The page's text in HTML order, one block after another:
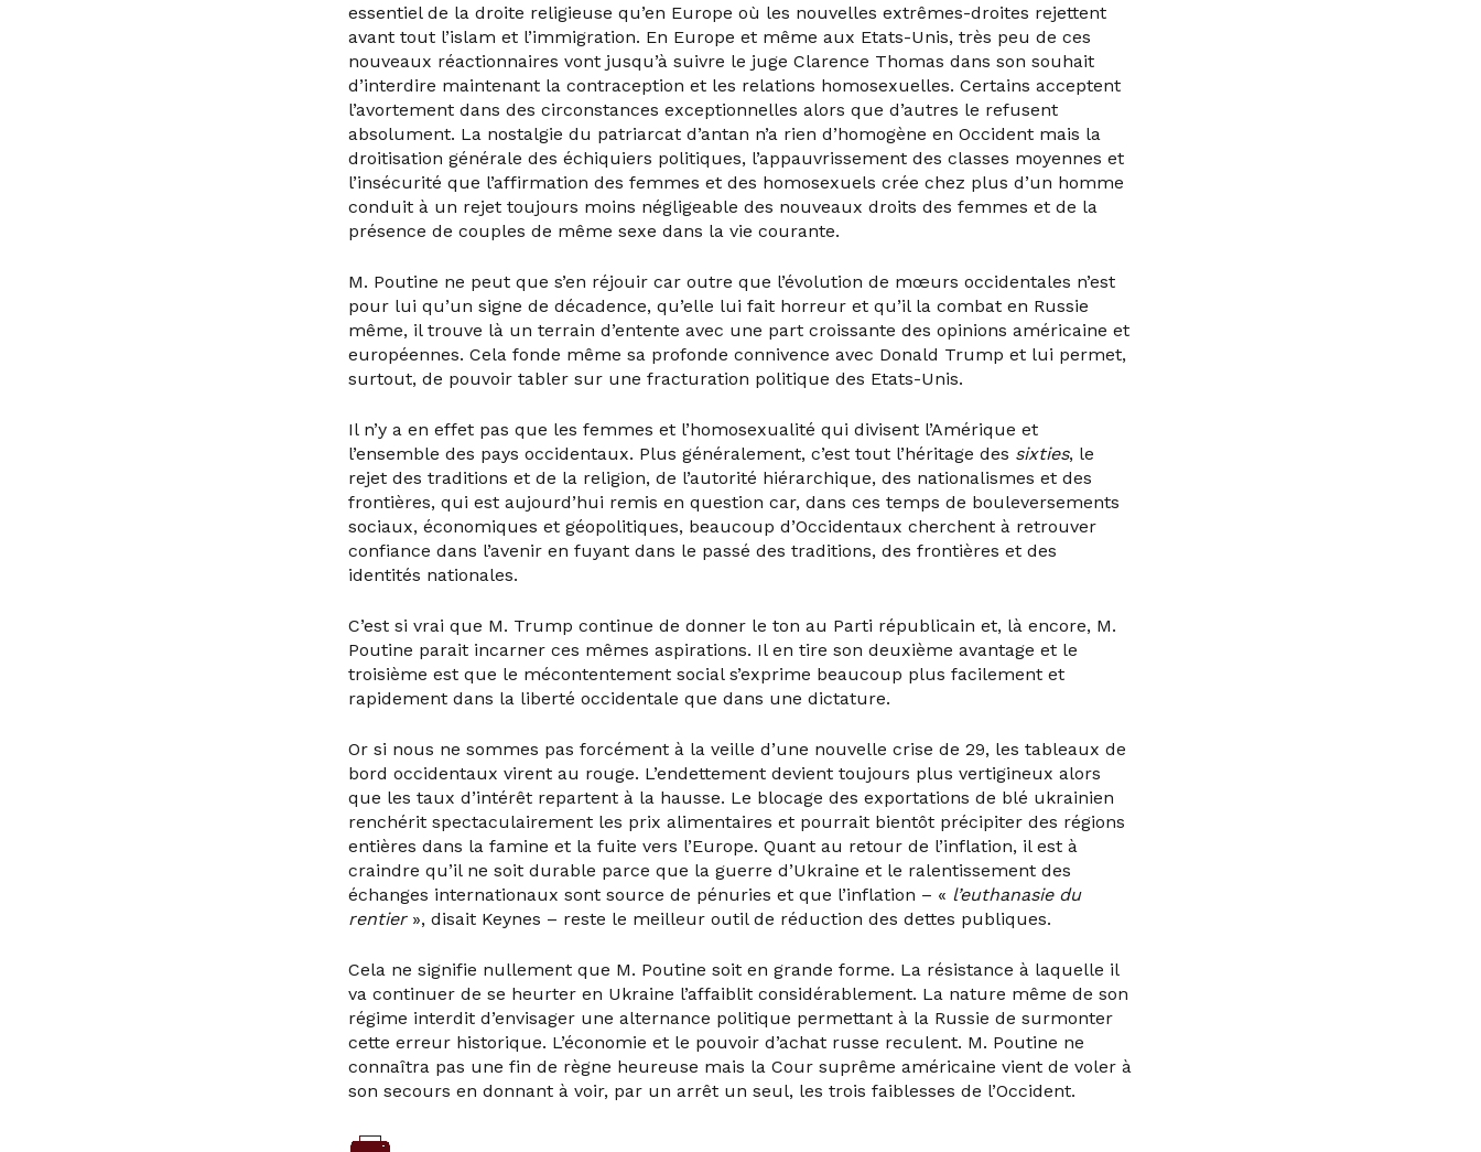
essentiel de la droite religieuse qu’en Europe où les nouvelles extrêmes-droites rejettent
avant tout l’islam et l’immigration. En Europe et même aux Etats-Unis, très peu de ces
nouveaux réactionnaires vont jusqu’à suivre le juge Clarence Thomas dans son souhait
d’interdire maintenant la contraception et les relations homosexuelles. Certains acceptent
l’avortement dans des circonstances exceptionnelles alors que d’autres le refusent
absolument. La nostalgie du patriarcat d’antan n’a rien d’homogène en Occident mais la
droitisation générale des échiquiers politiques, l’appauvrissement des classes moyennes et
l’insécurité que l’affirmation des femmes et des homosexuels crée chez plus d’un homme
conduit à un rejet toujours moins négligeable des nouveaux droits des femmes et de la
présence de couples de même sexe dans la vie courante.
M. Poutine ne peut que s’en réjouir car outre que l’évolution de mœurs occidentales n’est
pour lui qu’un signe de décadence, qu’elle lui fait horreur et qu’il la combat en Russie
même, il trouve là un terrain d’entente avec une part croissante des opinions américaine et
européennes. Cela fonde même sa profonde connivence avec Donald Trump et lui permet,
surtout, de pouvoir tabler sur une fracturation politique des Etats-Unis.
Il n’y a en effet pas que les femmes et l’homosexualité qui divisent l’Amérique et
l’ensemble des pays occidentaux. Plus généralement, c’est tout l’héritage des sixties, le
rejet des traditions et de la religion, de l’autorité hiérarchique, des nationalismes et des
frontières, qui est aujourd’hui remis en question car, dans ces temps de bouleversements
sociaux, économiques et géopolitiques, beaucoup d’Occidentaux cherchent à retrouver
confiance dans l’avenir en fuyant dans le passé des traditions, des frontières et des
identités nationales.
C’est si vrai que M. Trump continue de donner le ton au Parti républicain et, là encore, M.
Poutine parait incarner ces mêmes aspirations. Il en tire son deuxième avantage et le
troisième est que le mécontentement social s’exprime beaucoup plus facilement et
rapidement dans la liberté occidentale que dans une dictature.
Or si nous ne sommes pas forcément à la veille d’une nouvelle crise de 29, les tableaux de
bord occidentaux virent au rouge. L’endettement devient toujours plus vertigineux alors
que les taux d’intérêt repartent à la hausse. Le blocage des exportations de blé ukrainien
renchérit spectaculairement les prix alimentaires et pourrait bientôt précipiter des régions
entières dans la famine et la fuite vers l’Europe. Quant au retour de l’inflation, il est à
craindre qu’il ne soit durable parce que la guerre d’Ukraine et le ralentissement des
échanges internationaux sont source de pénuries et que l’inflation – « l’euthanasie du
rentier», disait Keynes – reste le meilleur outil de réduction des dettes publiques.
Cela ne signifie nullement que M. Poutine soit en grande forme. La résistance à laquelle il
va continuer de se heurter en Ukraine l’affaiblit considérablement. La nature même de son
régime interdit d’envisager une alternance politique permettant à la Russie de surmonter
cette erreur historique. L’économie et le pouvoir d’achat russe reculent. M. Poutine ne
connaîtra pas une fin de règne heureuse mais la Cour suprême américaine vient de voler à
son secours en donnant à voir, par un arrêt un seul, les trois faiblesses de l’Occident.